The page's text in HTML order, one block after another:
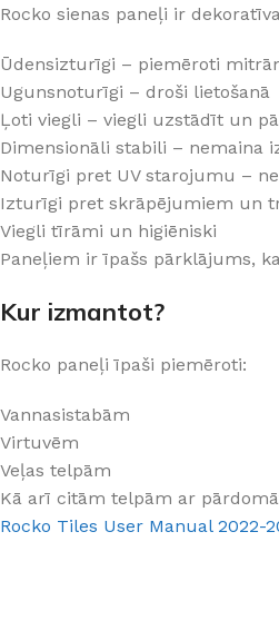
Sīkāk
PALĪGINSTRUMENTI
Otas
Rullīši
Rocko sienas paneļi ir
Ūdensizturīgi – piemēroti
Ugunsnoturīgi – droši lietošanā
Ļoti viegli – viegli uzstādīt un
Dimensionāli stabili – nemaina
Noturīgi pret UV starojumu –
Izturīgi pret skrāpējumiem un
Viegli tīrāmi un higiēniski
Paneļiem ir īpašs pārklājums,
Kur izmantot?
Rocko paneļi īpaši piemēroti:
Vannasistabām
Virtuvēm
Veļas telpām
Kā arī citām telpām ar
Rocko Tiles User Manual 2022-